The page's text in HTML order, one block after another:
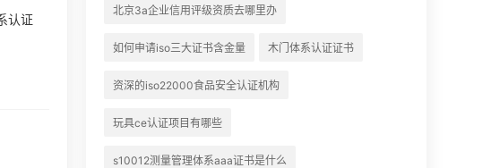
认证
北京3a企业信用评级资质去哪里办
如何申请iso三大证书含金量 木门体系认证证书
资深的iso22000食品安全认证机构
玩具ce认证项目有哪些
s10012测量管理体系aaa证书是什么